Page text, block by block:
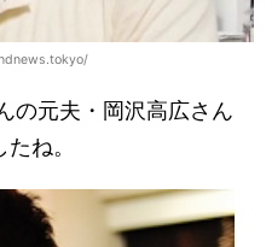
の元夫・岡沢高広さん
ね。